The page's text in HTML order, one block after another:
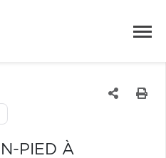
PIED À